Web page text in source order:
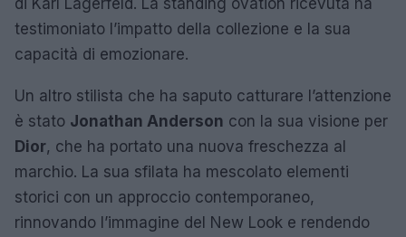
testimoniato l’impatto della collezione e la sua
capacità di emozionare.
Un altro stilista che ha saputo catturare l’attenzione
è stato Jonathan Anderson con la sua visione per
Dior, che ha portato una nuova freschezza al
marchio. La sua sfilata ha mescolato elementi
storici con un approccio contemporaneo,
rinnovando l’immagine del New Look e rendendo